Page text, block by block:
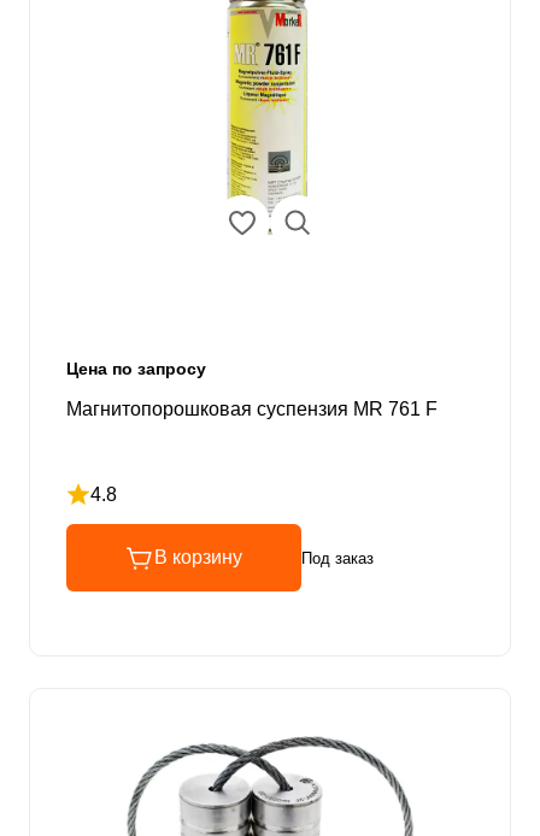
Цена по запросу
Магнитопорошковая суспензия MR 761 F
4.8
Рейтинг 4.8 из 5
В корзину Под заказ